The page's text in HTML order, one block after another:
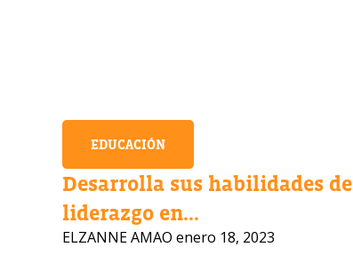
EDUCACIÓN
Desarrolla sus habilidades de
liderazgo en...
ELZANNE AMAO enero 18, 2023